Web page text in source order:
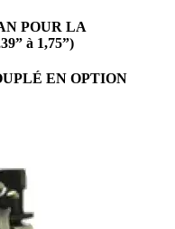
POUR LA
à 1,75”)
EN OPTION